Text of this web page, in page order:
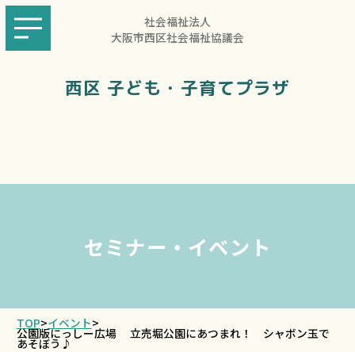
社会福祉法人
大阪市西区社会福祉協議会
西区 子ども・子育てプラザ
セミナー・イベント
TOP>イベント>
公園版にっしー広場 立売堀公園にあつまれ！ シャボン玉で
あそぼう♪